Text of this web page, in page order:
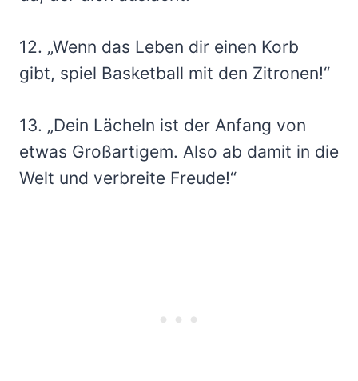
12. „Wenn das Leben dir einen Korb
gibt, spiel Basketball mit den Zitronen!“
13. „Dein Lächeln ist der Anfang von
etwas Großartigem. Also ab damit in die
Welt und verbreite Freude!“